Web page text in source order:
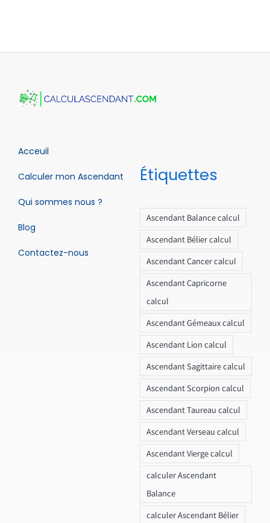
Acceuil
Calculer mon Ascendant
Qui sommes nous ?
Blog
Contactez-nous
Étiquettes
Ascendant Balance calcul
Ascendant Bélier calcul
Ascendant Cancer calcul
Ascendant Capricorne
calcul
Ascendant Gémeaux calcul
Ascendant Lion calcul
Ascendant Sagittaire calcul
Ascendant Scorpion calcul
Ascendant Taureau calcul
Ascendant Verseau calcul
Ascendant Vierge calcul
calculer Ascendant
Balance
calculer Ascendant Bélier